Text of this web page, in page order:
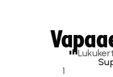
1